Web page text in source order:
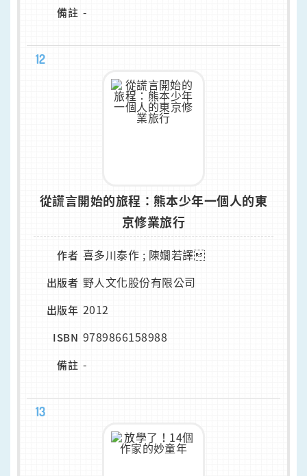
備註 -
12
從謊言開始的旅程：熊本少年一個人的東
京修業旅行
作者 喜多川泰作 ; 陳嫺若譯
出版者 野人文化股份有限公司
出版年 2012
ISBN 9789866158988
備註 -
13